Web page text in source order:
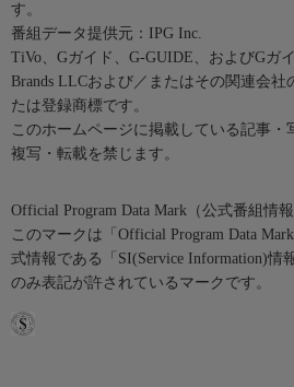
す。
番組データ提供元：IPG Inc.
TiVo、Gガイド、G-GUIDE、およびGガ
Brands LLCおよび／またはその関連会社
たは登録商標です。
このホームページに掲載している記事・
複写・転載を禁じます。
Official Program Data Mark（公式番組情報
このマークは「Official Program Data
式情報である「SI(Service Information)情
のみ表記が許されているマークです。